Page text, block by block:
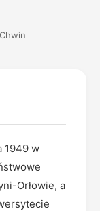
1949 w
Orłowie, a